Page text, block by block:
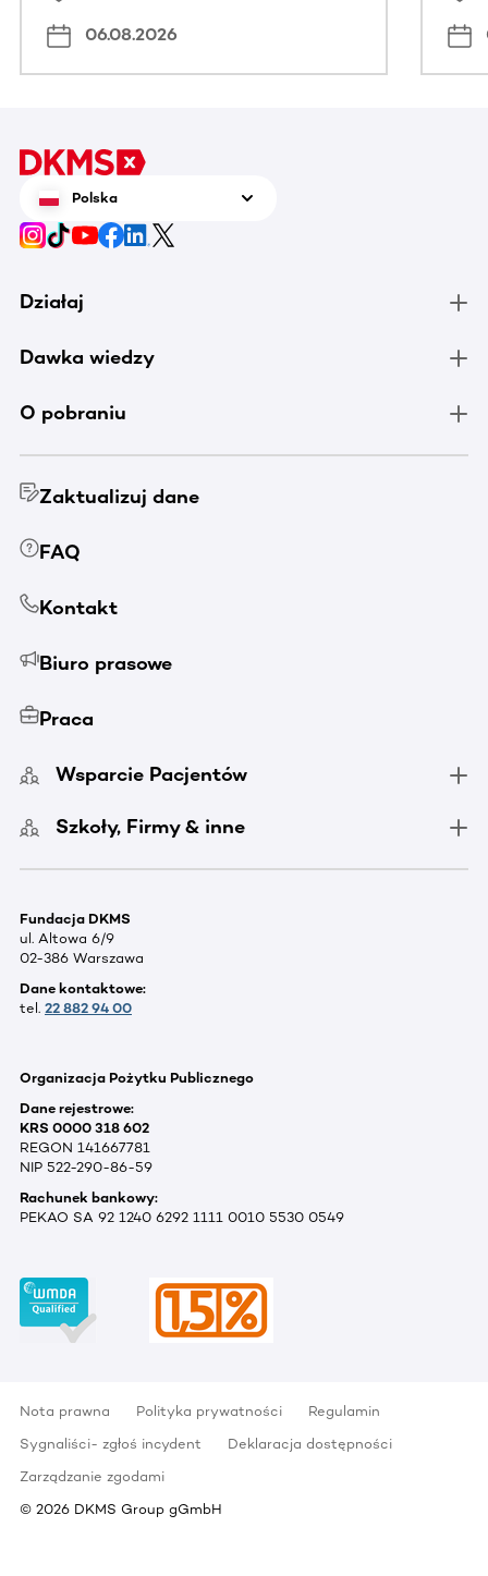
06.08.2026
Polska
Działaj
Dawka wiedzy
O pobraniu
Zaktualizuj dane
FAQ
Kontakt
Biuro prasowe
Praca
Wsparcie Pacjentów
Szkoły, Firmy & inne
Fundacja DKMS
ul. Altowa 6/9
02-386 Warszawa
Dane kontaktowe:
tel. 22 882 94 00
Organizacja Pożytku Publicznego
Dane rejestrowe:
KRS 0000 318 602
REGON 141667781
NIP 522-290-86-59
Rachunek bankowy:
PEKAO SA 92 1240 6292 1111 0010 5530 0549
Nota prawna Polityka prywatności
Regulamin
Sygnaliści- zgłoś incydent
Deklaracja dostępności
Zarządzanie zgodami
© 2026 DKMS Group gGmbH